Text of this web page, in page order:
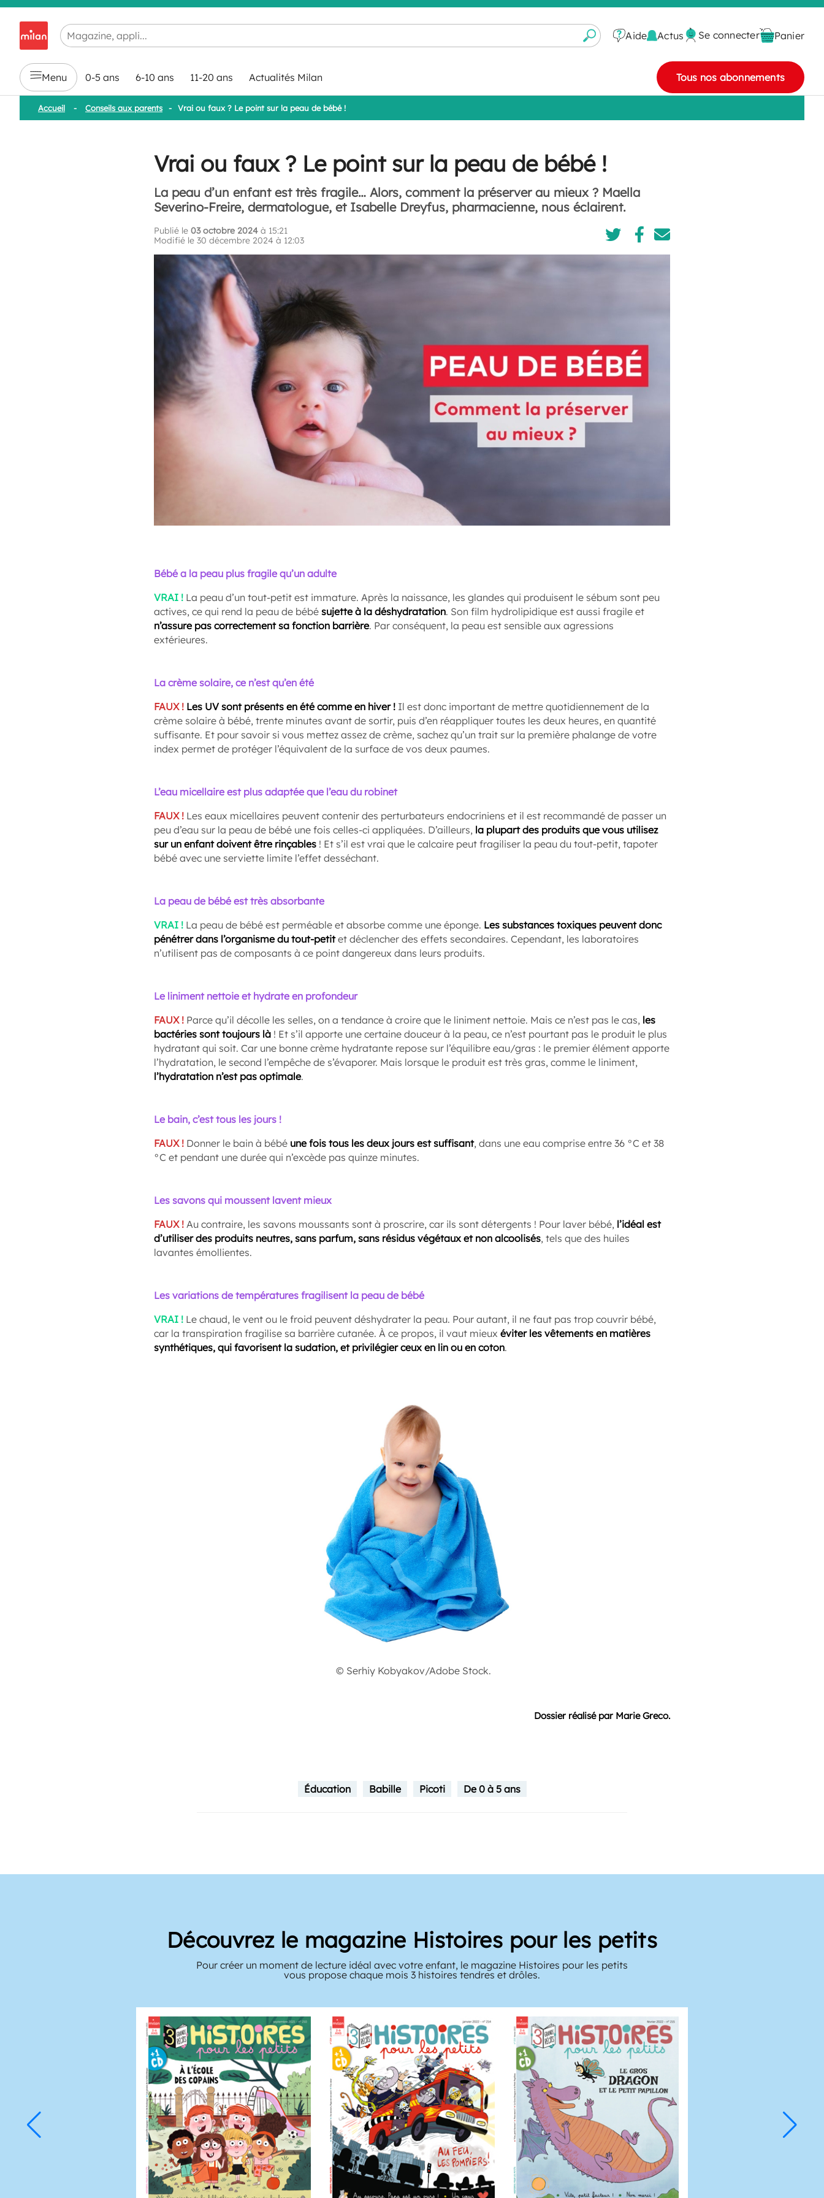
Chargement en cours...
Aide Actus Se connecter Panier
Menu 0-5 ans 6-10 ans 11-20 ans Actualités Milan Tous nos abonnements
Accueil - Conseils aux parents - Vrai ou faux ? Le point sur la peau de bébé !
Vrai ou faux ? Le point sur la peau de bébé !
La peau d’un enfant est très fragile… Alors, comment la préserver au mieux ? Maella
Severino-Freire, dermatologue, et Isabelle Dreyfus, pharmacienne, nous éclairent.
Publié le 03 octobre 2024 à 15:21
Modifié le 30 décembre 2024 à 12:03
Bébé a la peau plus fragile qu’un adulte
VRAI ! La peau d’un tout-petit est immature. Après la naissance, les glandes qui produisent le sébum sont peu
actives, ce qui rend la peau de bébé sujette à la déshydratation. Son film hydrolipidique est aussi fragile et
n’assure pas correctement sa fonction barrière. Par conséquent, la peau est sensible aux agressions
extérieures.
La crème solaire, ce n’est qu’en été
FAUX ! Les UV sont présents en été comme en hiver ! Il est donc important de mettre quotidiennement de la
crème solaire à bébé, trente minutes avant de sortir, puis d’en réappliquer toutes les deux heures, en quantité
suffisante. Et pour savoir si vous mettez assez de crème, sachez qu’un trait sur la première phalange de votre
index permet de protéger l’équivalent de la surface de vos deux paumes.
L’eau micellaire est plus adaptée que l’eau du robinet
FAUX ! Les eaux micellaires peuvent contenir des perturbateurs endocriniens et il est recommandé de passer un
peu d’eau sur la peau de bébé une fois celles-ci appliquées. D’ailleurs, la plupart des produits que vous utilisez
sur un enfant doivent être rinçables ! Et s’il est vrai que le calcaire peut fragiliser la peau du tout-petit, tapoter
bébé avec une serviette limite l’effet desséchant.
La peau de bébé est très absorbante
VRAI ! La peau de bébé est perméable et absorbe comme une éponge. Les substances toxiques peuvent donc
pénétrer dans l’organisme du tout-petitet déclencher des effets secondaires. Cependant, les laboratoires
n’utilisent pas de composants à ce point dangereux dans leurs produits.
Le liniment nettoie et hydrate en profondeur
FAUX ! Parce qu’il décolle les selles, on a tendance à croire que le liniment nettoie. Mais ce n’est pas le cas, les
bactéries sont toujours là ! Et s’il apporte une certaine douceur à la peau, ce n’est pourtant pas le produit le plus
hydratant qui soit. Car une bonne crème hydratante repose sur l’équilibre eau/gras : le premier élément apporte
l’hydratation, le second l’empêche de s’évaporer. Mais lorsque le produit est très gras, comme le liniment,
l’hydratation n’est pas optimale.
Le bain, c’est tous les jours !
FAUX ! Donner le bain à bébé une fois tous les deux jours est suffisant, dans une eau comprise entre 36 °C et 38
°C et pendant une durée qui n’excède pas quinze minutes.
Les savons qui moussent lavent mieux
FAUX ! Au contraire, les savons moussants sont à proscrire, car ils sont détergents ! Pour laver bébé, l’idéal est
d’utiliser des produits neutres, sans parfum, sans résidus végétaux et non alcoolisés, tels que des huiles
lavantes émollientes.
Les variations de températures fragilisent la peau de bébé
VRAI ! Le chaud, le vent ou le froid peuvent déshydrater la peau. Pour autant, il ne faut pas trop couvrir bébé,
car la transpiration fragilise sa barrière cutanée. À ce propos, il vaut mieux éviter les vêtements en matières
synthétiques, qui favorisent la sudation, et privilégier ceux en lin ou en coton.
© Serhiy Kobyakov/Adobe Stock.
Dossier réalisé par Marie Greco.
Éducation Babille Picoti De 0 à 5 ans
Découvrez le magazine Histoires pour les petits
Pour créer un moment de lecture idéal avec votre enfant, le magazine Histoires pour les petits
vous propose chaque mois 3 histoires tendres et drôles.